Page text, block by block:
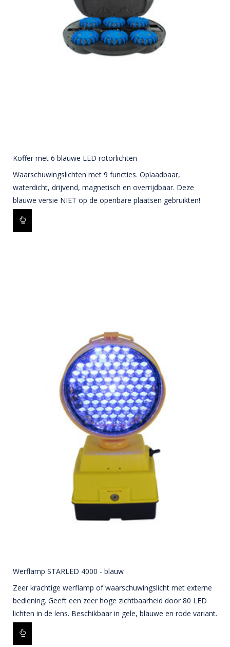
Koffer met 6 blauwe LED rotorlichten
Waarschuwingslichten met 9 functies. Oplaadbaar,
waterdicht, drijvend, magnetisch en overrijdbaar. Deze
blauwe versie NIET op de openbare plaatsen gebruikten!
Werflamp STARLED 4000 - blauw
Zeer krachtige werflamp of waarschuwingslicht met externe
bediening. Geeft een zeer hoge zichtbaarheid door 80 LED
lichten in de lens. Beschikbaar in gele, blauwe en rode variant.